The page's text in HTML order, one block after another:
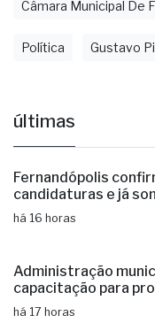
Câmara Municipal De
Política Gustavo
últimas
Fernandópolis
candidaturas e já
há 16 horas
Administração
capacitação para
há 17 horas